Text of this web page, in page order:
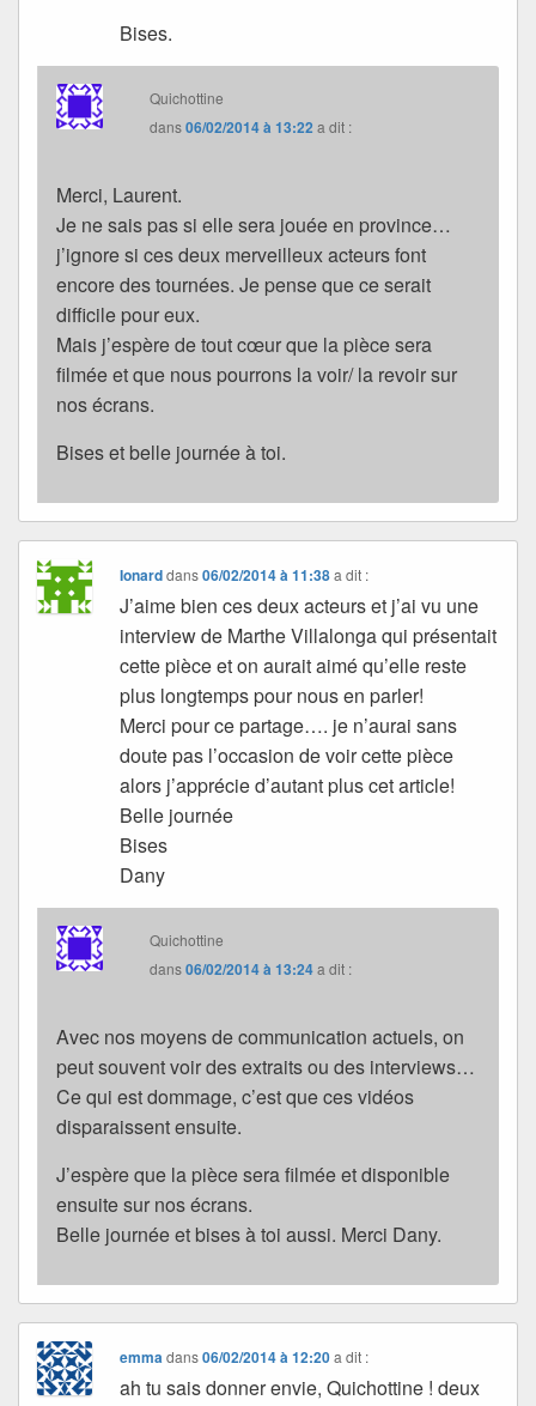
Bises.
Quichottine
dans06/02/2014 à 13:22 a dit :
Merci, Laurent.
Je ne sais pas si elle sera jouée en province…
j’ignore si ces deux merveilleux acteurs font
encore des tournées. Je pense que ce serait
difficile pour eux.
Mais j’espère de tout cœur que la pièce sera
filmée et que nous pourrons la voir/ la revoir sur
nos écrans.
Bises et belle journée à toi.
Ionarddans06/02/2014 à 11:38 a dit :
J’aime bien ces deux acteurs et j’ai vu une
interview de Marthe Villalonga qui présentait
cette pièce et on aurait aimé qu’elle reste
plus longtemps pour nous en parler!
Merci pour ce partage…. je n’aurai sans
doute pas l’occasion de voir cette pièce
alors j’apprécie d’autant plus cet article!
Belle journée
Bises
Dany
Quichottine
dans06/02/2014 à 13:24a dit :
Avec nos moyens de communication actuels, on
peut souvent voir des extraits ou des interviews…
Ce qui est dommage, c’est que ces vidéos
disparaissent ensuite.
J’espère que la pièce sera filmée et disponible
ensuite sur nos écrans.
Belle journée et bises à toi aussi. Merci Dany.
emma dans06/02/2014 à 12:20 a dit :
ah tu sais donner envie, Quichottine ! deux